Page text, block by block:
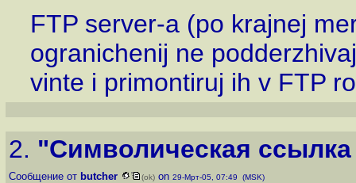
FTP server-a (po krajnej
ogranichenij ne
vinte i primontiruj ih v FTP
2. "Символическая ссылка
Сообщение от butcher (ok) on 29-Мрт-05, 07:49 (MSK)